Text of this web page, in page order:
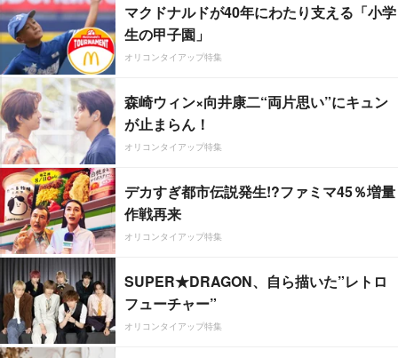
マクドナルドが40年にわたり支える「小学
生の甲子園」
オリコンタイアップ特集
森崎ウィン×向井康二“両片思い”にキュン
が止まらん！
オリコンタイアップ特集
デカすぎ都市伝説発生!?ファミマ45％増量
作戦再来
オリコンタイアップ特集
SUPER★DRAGON、自ら描いた”レトロ
フューチャー”
オリコンタイアップ特集